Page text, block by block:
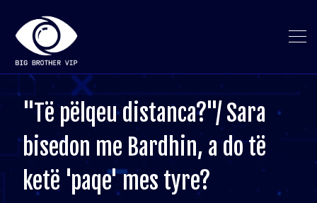
"Të pëlqeu distanca?"/ Sara
bisedon me Bardhin, a do të
ketë 'paqe' mes tyre?